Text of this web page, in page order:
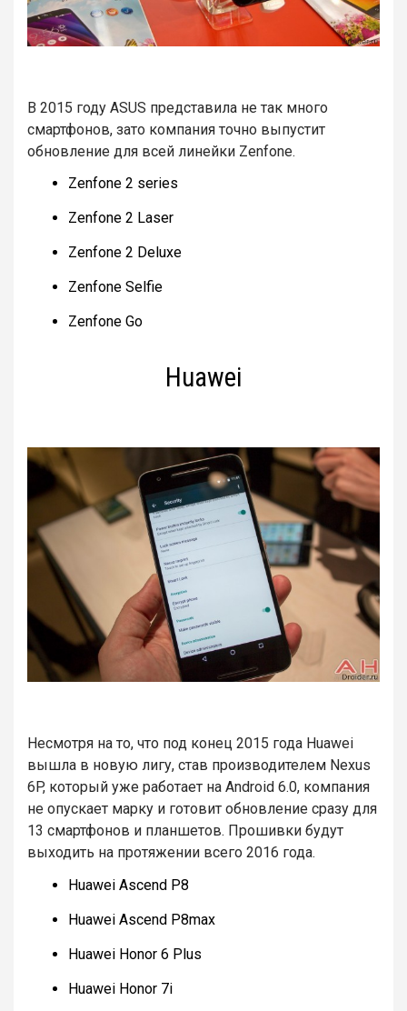
В 2015 году ASUS представила не так много
смартфонов, зато компания точно выпустит
обновление для всей линейки Zenfone.
Zenfone 2 series
Zenfone 2 Laser
Zenfone 2 Deluxe
Zenfone Selfie
Zenfone Go
Huawei
Несмотря на то, что под конец 2015 года Huawei
вышла в новую лигу, став производителем Nexus
6P, который уже работает на Android 6.0, компания
не опускает марку и готовит обновление сразу для
13 смартфонов и планшетов. Прошивки будут
выходить на протяжении всего 2016 года.
Huawei Ascend P8
Huawei Ascend P8max
Huawei Honor 6 Plus
Huawei Honor 7i